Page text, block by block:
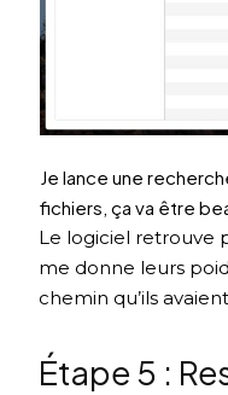
Je lance une
fichiers, ça va être
Le logiciel retrouve
me donne leurs
chemin qu’ils
Étape 5 :